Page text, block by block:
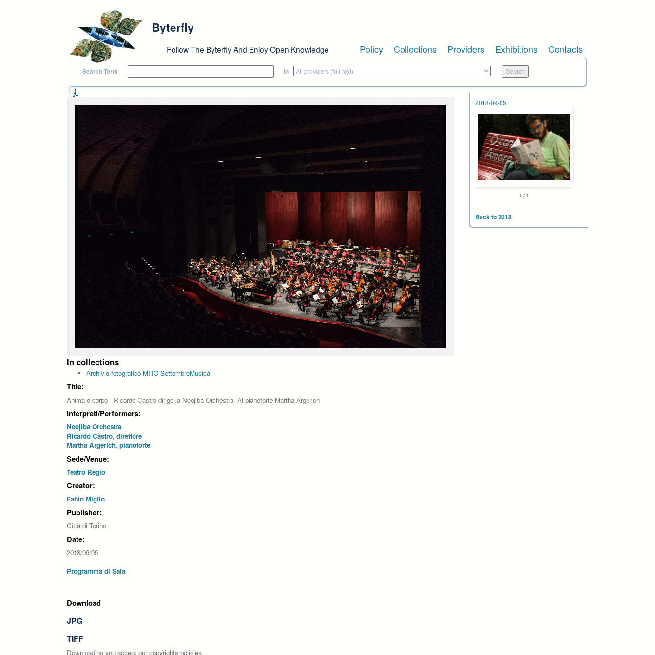
Byterfly
Follow The Byterfly And Enjoy Open Knowledge Policy Collections Providers Exhibitions Contacts
Search Term in
In collections
Archivio fotografico MITO SettembreMusica
Title:
Anima e corpo - Ricardo Castro dirige la Neojiba Orchestra. Al pianoforte Martha Argerich
Interpreti/Performers:
Neojiba Orchestra
Ricardo Castro, direttore
Martha Argerich, pianoforte
Sede/Venue:
Teatro Regio
Creator:
Fabio Miglio
Publisher:
Città di Torino
Date:
2018/09/05
Programma di Sala
Download
JPG
TIFF
Downloading you accept our copyrights policies.
2018-09-05
1 / 1
Back to 2018